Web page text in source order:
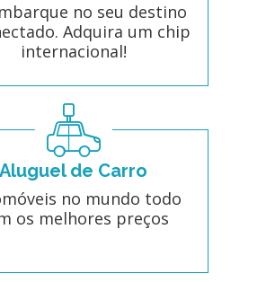
no seu destino
Adquira um chip
internacional!
Aluguel de Carro
no mundo todo
os melhores preços